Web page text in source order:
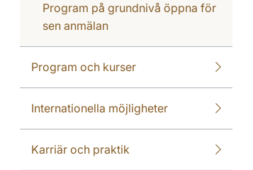
Program på grundnivå öppna för
sen anmälan
Program och kurser
Internationella möjligheter
Karriär och praktik